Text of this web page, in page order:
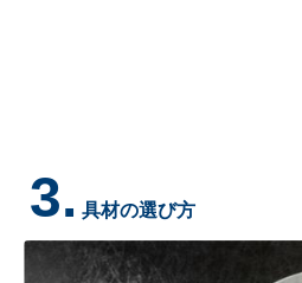
3. 具材の選び方